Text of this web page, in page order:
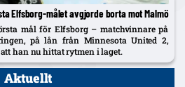
Elfsborg-målet avgjorde borta mot Malmö
mål för Elfsborg – matchvinnare på
på lån från Minnesota United 2,
han nu hittat rytmen i laget.
Aktuellt